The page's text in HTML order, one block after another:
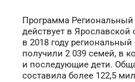
Программа Региональный
действует в Ярославской
в 2018 году
получили 2 039 семей, в
и последующие дети.
составила более 122,5